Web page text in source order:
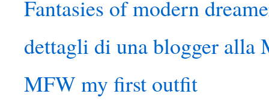
Fantasies of modern
dettagli di una blogger alla
MFW my first outfit